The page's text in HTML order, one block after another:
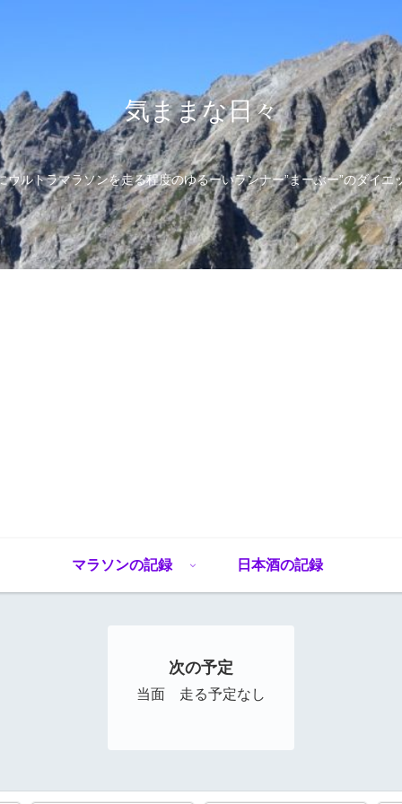
気ままな日々
ウルトラマラソンを走る程度のゆるーいランナー”まーぶー”のダイエ
マラソンの記録 日本酒の記録
次の予定
当面 走る予定なし